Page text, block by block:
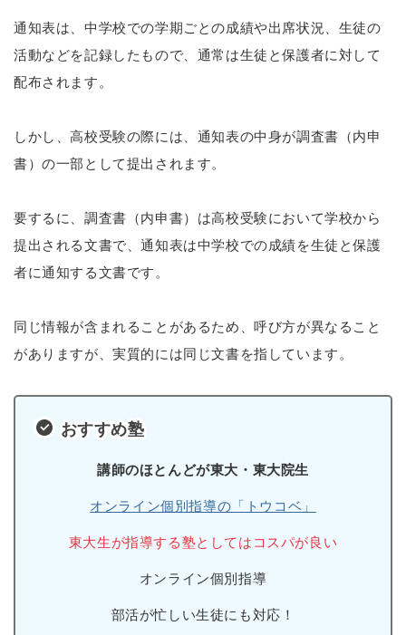
通知表は、中学校での学期ごとの成績や出席状況、生徒の
活動などを記録したもので、通常は生徒と保護者に対して
配布されます。
しかし、高校受験の際には、通知表の中身が調査書（内申
書）の一部として提出されます。
要するに、調査書（内申書）は高校受験において学校から
提出される文書で、通知表は中学校での成績を生徒と保護
者に通知する文書です。
同じ情報が含まれることがあるため、呼び方が異なること
がありますが、実質的には同じ文書を指しています。
おすすめ塾
講師のほとんどが東大・東大院生
オンライン個別指導の「トウコベ」
東大生が指導する塾としてはコスパが良い
オンライン個別指導
部活が忙しい生徒にも対応！